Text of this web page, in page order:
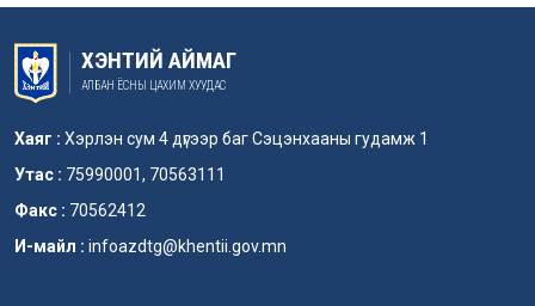
ХЭНТИЙ АЙМАГ
АЛБАН ЁСНЫ ЦАХИМ ХУУДАС
Хаяг : Хэрлэн сум 4 дүгээр баг Сэцэнхааны гудамж 1
Утас : 75990001, 70563111
Факс : 70562412
И-майл : infoazdtg@khentii.gov.mn